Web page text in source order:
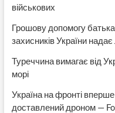
військових
Грошову допомогу
захисників України
Туреччина вимагає від
морі
Україна на фронті
доставлений дроном —